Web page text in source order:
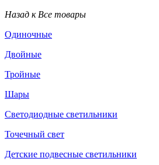
Назад к Все товары
Одиночные
Двойные
Тройные
Шары
Светодиодные светильники
Точечный свет
Детские подвесные светильники